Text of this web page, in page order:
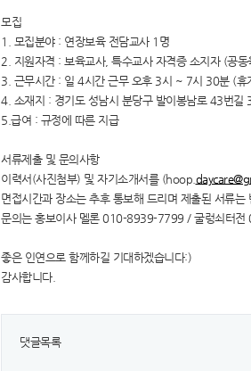
모집
1. 모집분야 : 연장보육 전담교사 1명
2. 지원자격 : 보육교사, 특수교사 자격증 소지자 (공
3. 근무시간 : 일 4시간 근무 오후 3시 ~ 7시 30분 (휴
4. 소재지 : 경기도 성남시 분당구 발이봉남로 43번
5.급여 : 규정에 따른 지급
서류제출 및 문의사항
이력서(사진첨부) 및 자기소개서를 (hoop.
면접시간과 장소는 추후 통보해 드리며 제출된 서류는
문의는 홍보이사 멜론 010-8939-7799 / 굴렁쇠터
좋은 인연으로 함께하길 기대하겠습니다:)
감사합니다.
댓글목록